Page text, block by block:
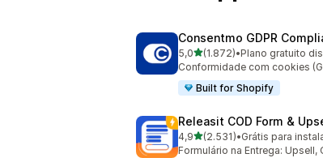
Consentmo GDPR
5,0de 5 estrelas
(1.872)
1872 avaliações ao todo
•Plano gratuito
Conformidade com cookies
Built for Shopify
Releasit COD Form &
4,9de 5 estrelas
(2.531)
2531 avaliações ao todo
•Grátis para
Formulário na Entrega: Upsell,